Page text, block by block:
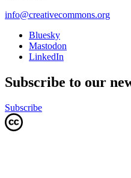
info@creativecommons.org
Bluesky
Mastodon
LinkedIn
Subscribe to our
Subscribe